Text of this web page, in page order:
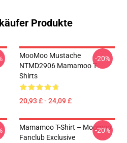
Produkte
MooMoo Mustache
NTMD2906 Mamamoo T-
Shirts
20,93 £ - 24,09 £
-20%
Mamamoo T-Shirt – Moomoo
Fanclub Exclusive
-20%